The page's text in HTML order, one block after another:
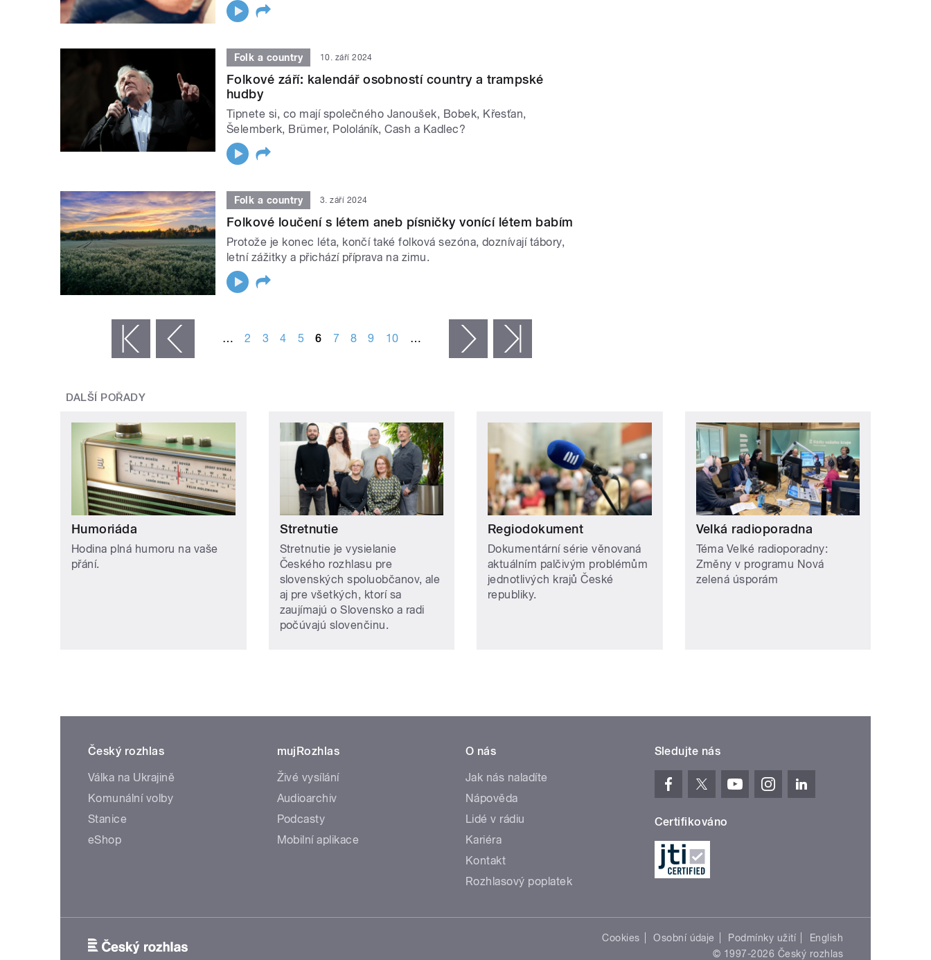
Folk a country 10. září 2024
Folkové září: kalendář osobností country a trampské
hudby
Tipnete si, co mají společného Janoušek, Bobek, Křesťan,
Šelemberk, Brümer, Pololáník, Cash a Kadlec?
Folk a country 3. září 2024
Folkové loučení s létem aneb písničky vonící létem babím
Protože je konec léta, končí také folková sezóna, doznívají tábory,
letní zážitky a přichází příprava na zimu.
‹ předchozí … 2 3 4 5 6 7 8 9 10 … následující ›
DALŠÍ POŘADY
Humoriáda
Hodina plná humoru na vaše
přání.
Stretnutie
Stretnutie je vysielanie
Českého rozhlasu pre
slovenských spoluobčanov, ale
aj pre všetkých, ktorí sa
zaujímajú o Slovensko a radi
počúvajú slovenčinu.
Regiodokument
Dokumentární série věnovaná
aktuálním palčivým problémům
jednotlivých krajů České
republiky.
Velká radioporadna
Téma Velké radioporadny:
Změny v programu Nová
zelená úsporám
Český rozhlas
Válka na Ukrajině
Komunální volby
Stanice
eShop
mujRozhlas
Živé vysílání
Audioarchiv
Podcasty
Mobilní aplikace
O nás
Jak nás naladíte
Nápověda
Lidé v rádiu
Kariéra
Kontakt
Rozhlasový poplatek
Sledujte nás
Certifikováno
Cookies Osobní údaje Podmínky užití
English
© 1997-2026 Český rozhlas